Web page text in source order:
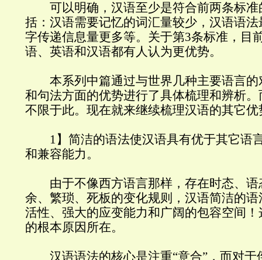
可以明确，汉语至少是符合前两条标准
括：汉语需要记忆的词汇量较少，汉语语
字传递信息量更多等。关于第3条标准，目
语、英语和汉语都有人认为更优势。
本系列中篇通过与世界几种主要语言的
和句法方面的优势进行了具体梳理和辨析
不限于此。现在就来继续梳理汉语的其它优
1】简洁的语法使汉语具有优于其它语
和兼容能力。
由于不像西方语言那样，存在时态、语
余、繁琐、死板的变化规则，汉语简洁的
活性、强大的应变能力和广阔的包容空间
的根本原因所在。
汉语语法的核心是注重“意合”，而对于